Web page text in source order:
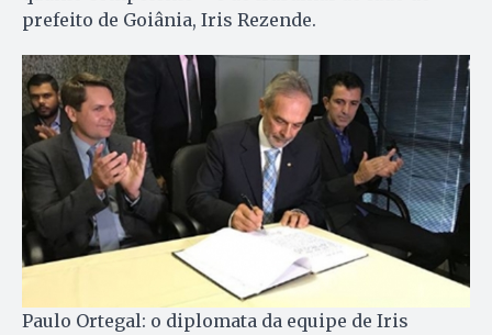
prefeito de Goiânia, Iris Rezende.
Paulo Ortegal: o diplomata da equipe de Iris